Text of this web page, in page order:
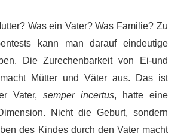
Was ein Vater? Was Familie? Zu
kann man darauf eindeutige
Die Zurechenbarkeit von Ei-und
Mütter und Väter aus. Das ist
Vater, semper incertus, hatte eine
Nicht die Geburt, sondern
des Kindes durch den Vater macht